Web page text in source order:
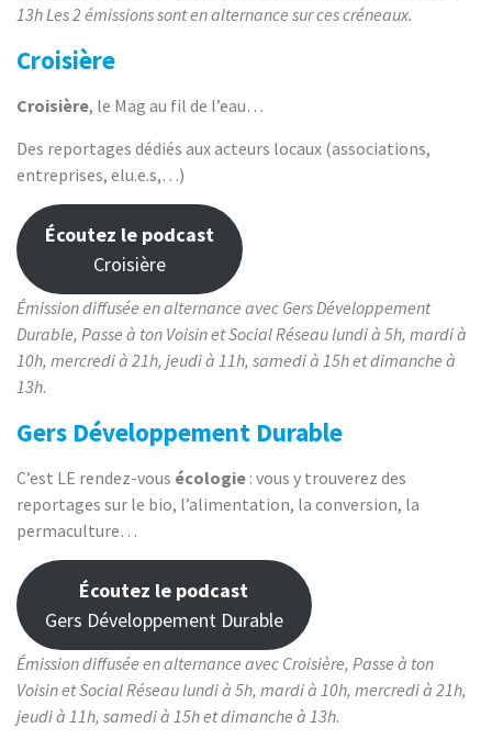
13h Les 2 émissions sont en alternance sur ces créneaux.
Croisière
Croisière, le Mag au fil de l’eau…
Des reportages dédiés aux acteurs locaux (associations,
entreprises, elu.e.s,…)
Écoutez le podcast
Croisière
Émission diffusée en alternance avec Gers Développement
Durable, Passe à ton Voisin et Social Réseau lundi à 5h, mardi à
10h, mercredi à 21h, jeudi à 11h, samedi à 15h et dimanche à
13h.
Gers Développement Durable
C’est LE rendez-vous écologie : vous y trouverez des
reportages sur le bio, l’alimentation, la conversion, la
permaculture…
Écoutez le podcast
Gers Développement Durable
Émission diffusée en alternance avec Croisière, Passe à ton
Voisin et Social Réseau lundi à 5h, mardi à 10h, mercredi à 21h,
jeudi à 11h, samedi à 15h et dimanche à 13h.